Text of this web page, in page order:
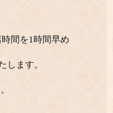
間を1時間早め
します。